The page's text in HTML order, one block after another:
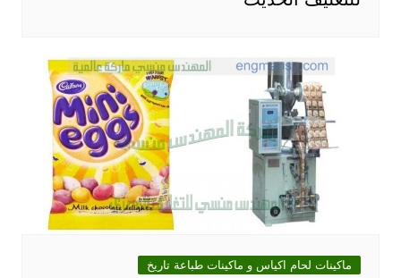
ماكينات لحام اكياس و ماكينات طباعة تاريخ